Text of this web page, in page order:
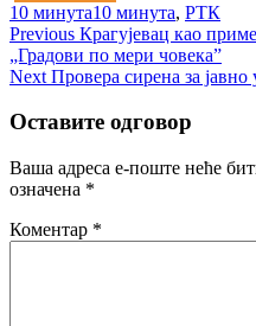
10 минута10 минута, РТК
Кретање
чланка
Previous Previous
post:
Крагујевац као
„Градови по мери човека”
Next Next
Провера сирена за
Оставите одговор
Ваша адреса е-поште неће
означена *
Коментар *